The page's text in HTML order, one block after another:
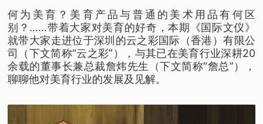
何为美育？美育产品与普通的美术用品有何区
别？……带着大家对美育的好奇，本期《国际文仪》
就带大家走进位于深圳的云之彩国际（香港）有限公
司（下文简称“云之彩”），与其已在美育行业深耕20
余载的董事长兼总裁詹炜先生（下文简称“詹总”），
聊聊他对美育行业的发展及见解。